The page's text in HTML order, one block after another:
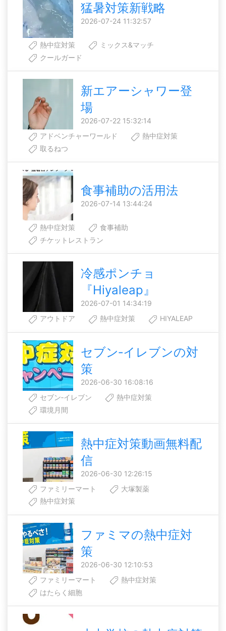
猛暑対策新戦略
2026-07-24 11:32:57
熱中症対策
ミックス&マッチ
クールガード
新エアーシャワー登
場
2026-07-22 15:32:14
アドベンチャーワールド
熱中症対策
取るねつ
食事補助の活用法
2026-07-14 13:44:24
熱中症対策
食事補助
チケットレストラン
冷感ポンチョ
『Hiyaleap』
2026-07-01 14:34:19
アウトドア
熱中症対策 HIYALEAP
セブン‐イレブンの対
策
2026-06-30 16:08:16
セブン‐イレブン
熱中症対策
環境月間
熱中症対策動画無料配
信
2026-06-30 12:26:15
ファミリーマート
大塚製薬
熱中症対策
ファミマの熱中症対
策
2026-06-30 12:10:53
ファミリーマート
熱中症対策
はたらく細胞